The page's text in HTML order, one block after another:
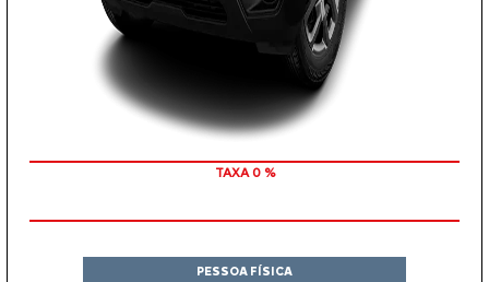
PESSOA FÍSICA